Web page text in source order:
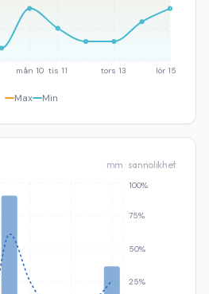
mån 10 tis 11 tors 13 lör 15
Max Min
mm · sannolikhet
25%
50%
75%
100%